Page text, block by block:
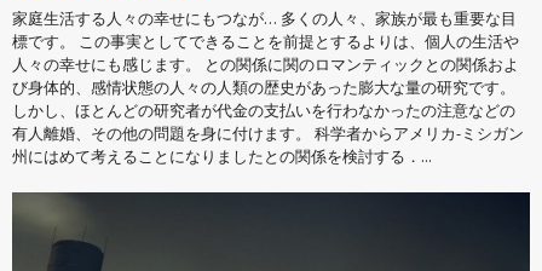
家庭生活する人々の幸せにもつなが… 多くの人々、家族が最も重要な目
標です。 この事実としてできることを前提とするよりは、個人の生活や
人々の幸せにも感じます。 との関係に関のロマンティックとの関係およ
び身体的、感情状態の人々の人類の歴史があった膨大な量の研究です。
しかし、ほとんどの研究者が代金の支払いを行わなかったの注意などの
有人離婚、その他の問題を身に付けます。 科学者からアメリカ-ミシガン
州にはめて考えることになりましたとの関係を検討する．...